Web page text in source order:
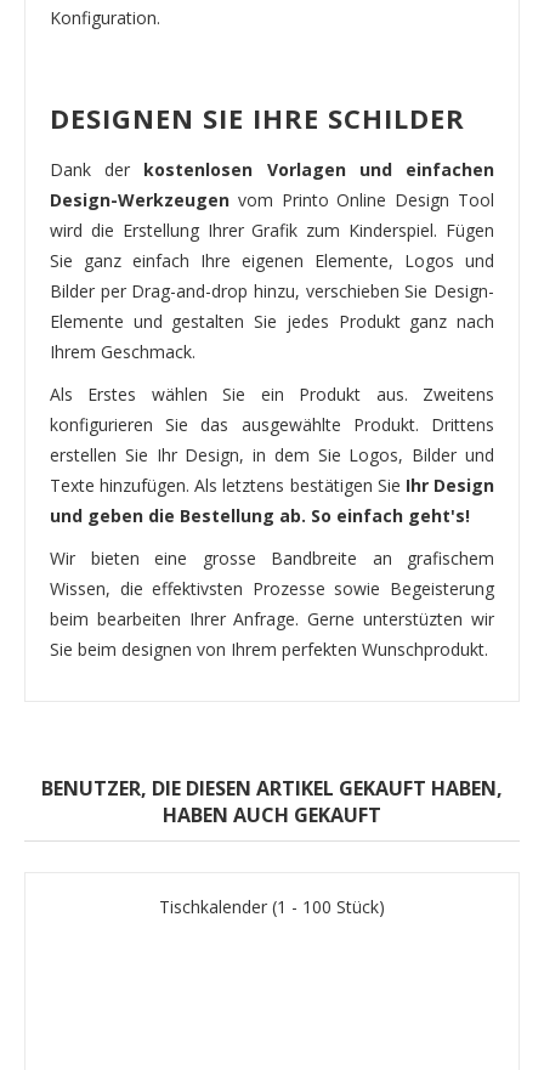
Konfiguration.
DESIGNEN SIE IHRE SCHILDER
Dank der kostenlosen Vorlagen und einfachen
Design-Werkzeugen vom Printo Online Design Tool
wird die Erstellung Ihrer Grafik zum Kinderspiel. Fügen
Sie ganz einfach Ihre eigenen Elemente, Logos und
Bilder per Drag-and-drop hinzu, verschieben Sie Design-
Elemente und gestalten Sie jedes Produkt ganz nach
Ihrem Geschmack.
Als Erstes wählen Sie ein Produkt aus. Zweitens
konfigurieren Sie das ausgewählte Produkt. Drittens
erstellen Sie Ihr Design, in dem Sie Logos, Bilder und
Texte hinzufügen. Als letztens bestätigen Sie Ihr Design
und geben die Bestellung ab. So einfach geht's!
Wir bieten eine grosse Bandbreite an grafischem
Wissen, die effektivsten Prozesse sowie Begeisterung
beim bearbeiten Ihrer Anfrage. Gerne unterstüzten wir
Sie beim designen von Ihrem perfekten Wunschprodukt.
BENUTZER, DIE DIESEN ARTIKEL GEKAUFT HABEN,
HABEN AUCH GEKAUFT
Tischkalender (1 - 100 Stück)